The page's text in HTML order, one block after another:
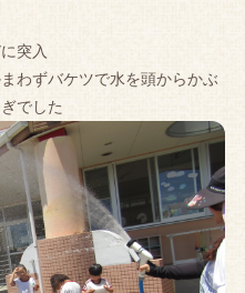
突入
わずバケツで水を頭からかぶ
でした